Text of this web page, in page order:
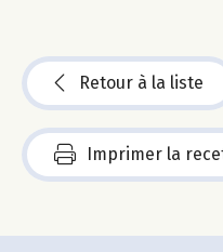
Retour à la liste
Imprimer la